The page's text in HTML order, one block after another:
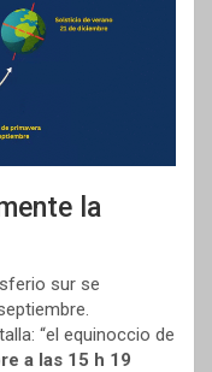
la
sur se
“el equinoccio de
a las 15 h 19